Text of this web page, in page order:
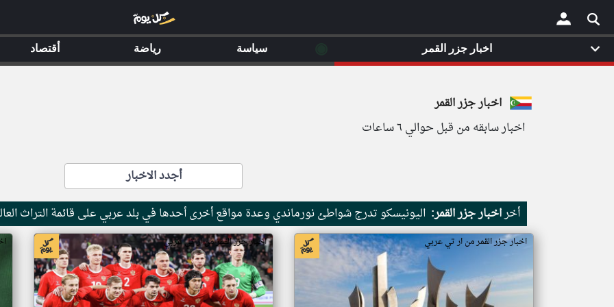
×
اخبار جزر القمر
اخبار سابقه من قبل حوالي ٦ ساعات
أجدد الاخبار
أخراخبار جزر القمر: اليونيسكو تدرج شواطئ نورماندي وعدة مواقع أخرى أحدها في بلد عربي على قائمة التراث
اخبار جزر القمر من ار تي عربي اخبار جزر القمر من ار تي عربي
اخبار جزر القمر سياسة رياضة أقتصاد